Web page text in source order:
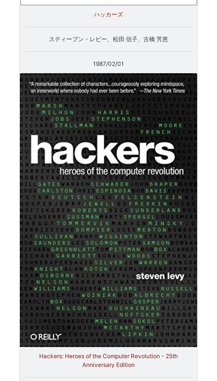
ハッカーズ
スティーブン・レビー、松田 信子、古橋 芳恵
1987/02/01
Hackers: Heroes of the Computer Revolution - 25th
Anniversary Edition